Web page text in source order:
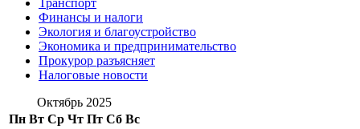
Транспорт
Финансы и налоги
Экология и благоустройство
Экономика и предпринимательство
Прокурор разъясняет
Налоговые новости
Октябрь 2025
Пн Вт Ср Чт Пт Сб Вс